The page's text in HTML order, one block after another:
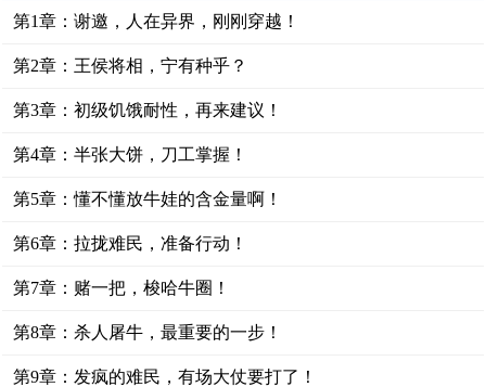
第1章：谢邀，人在异界，刚刚穿越！
第2章：王侯将相，宁有种乎？
第3章：初级饥饿耐性，再来建议！
第4章：半张大饼，刀工掌握！
第5章：懂不懂放牛娃的含金量啊！
第6章：拉拢难民，准备行动！
第7章：赌一把，梭哈牛圈！
第8章：杀人屠牛，最重要的一步！
第9章：发疯的难民，有场大仗要打了！